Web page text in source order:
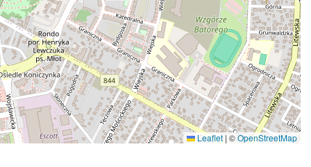
Leaflet | ©OpenStreetMap